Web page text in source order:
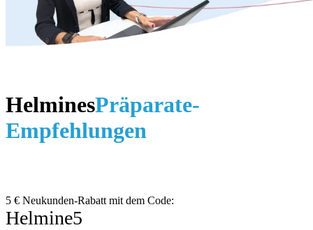
HelminesPräparate-
Empfehlungen
5 € Neukunden-Rabatt mit dem Code:
Helmine5